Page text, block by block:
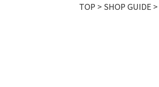
TOP > SHOP GUIDE >